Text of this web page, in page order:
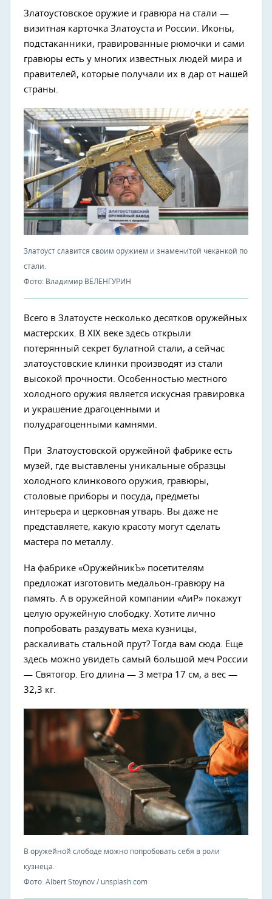
Златоустовское оружие и гравюра на стали —
визитная карточка Златоуста и России. Иконы,
подстаканники, гравированные рюмочки и сами
гравюры есть у многих известных людей мира и
правителей, которые получали их в дар от нашей
страны.
Златоуст славится своим оружием и знаменитой чеканкой по
стали.
Фото: Владимир ВЕЛЕНГУРИН
Всего в Златоусте несколько десятков оружейных
мастерских. В XIX веке здесь открыли
потерянный секрет булатной стали, а сейчас
златоустовские клинки производят из стали
высокой прочности. Особенностью местного
холодного оружия является искусная гравировка
и украшение драгоценными и
полудрагоценными камнями.
При Златоустовской оружейной фабрике есть
музей, где выставлены уникальные образцы
холодного клинкового оружия, гравюры,
столовые приборы и посуда, предметы
интерьера и церковная утварь. Вы даже не
представляете, какую красоту могут сделать
мастера по металлу.
На фабрике «ОружейникЪ» посетителям
предложат изготовить медальон-гравюру на
память. А в оружейной компании «АиР» покажут
целую оружейную слободку. Хотите лично
попробовать раздувать меха кузницы,
раскаливать стальной прут? Тогда вам сюда. Еще
здесь можно увидеть самый большой меч России
— Святогор. Его длина — 3 метра 17 см, а вес —
32,3 кг.
В оружейной слободе можно попробовать себя в роли
кузнеца.
Фото: Albert Stoynov / unsplash.com